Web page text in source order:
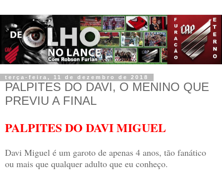
terça-feira, 11 de dezembro de 2018
PALPITES DO DAVI, O MENINO QUE
PREVIU A FINAL
PALPITES DO DAVI MIGUEL
Davi Miguel é um garoto de apenas 4 anos, tão fanático
ou mais que qualquer adulto que eu conheço.